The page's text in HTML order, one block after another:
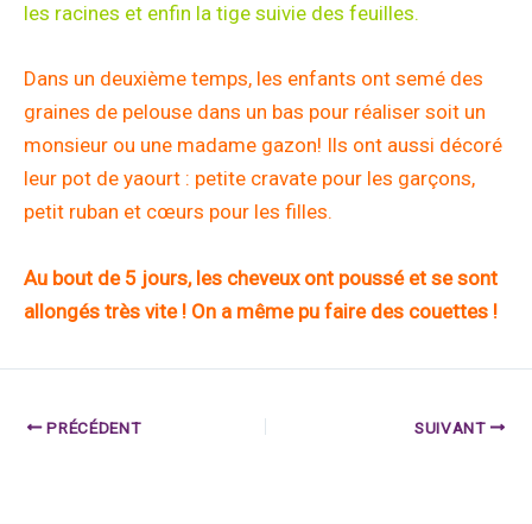
les racines et enfin la tige suivie des feuilles.
Dans un deuxième temps, les enfants ont semé des
graines de pelouse dans un bas pour réaliser soit un
monsieur ou une madame gazon! Ils ont aussi décoré
leur pot de yaourt : petite cravate pour les garçons,
petit ruban et cœurs pour les filles.
Au bout de 5 jours, les cheveux ont poussé et se sont
allongés très vite ! On a même pu faire des couettes !
PRÉCÉDENT SUIVANT